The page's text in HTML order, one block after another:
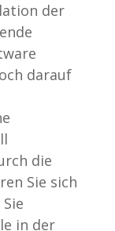
der
darauf
die
Sie sich
in der